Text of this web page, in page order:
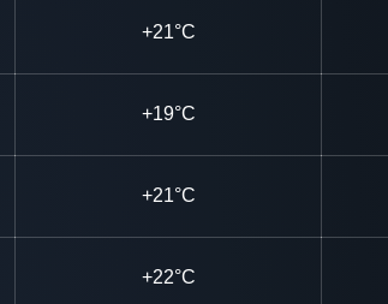
+21°C
+19°C
+21°C
+22°C